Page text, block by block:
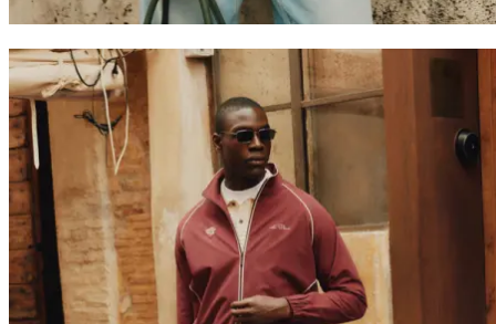
Collections
Les Deux International ClubSummer 2026